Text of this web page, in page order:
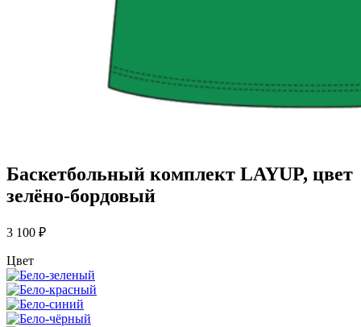
Баскетбольный комплект LAYUP, цвет
зелёно-бордовый
3 100 ₽
Цвет